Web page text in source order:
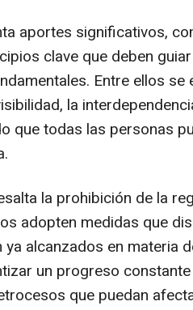
aportes significativos,
clave que deben
Entre ellos se
la
que todas las personas
la prohibición de la
adopten medidas que
alcanzados en materia
un progreso
que puedan